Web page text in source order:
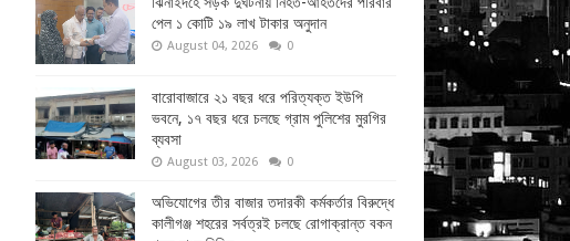
পেল ১ কোটি ১৯ লাখ টাকার অনুদান
August 04, 2026 0
বারোবাজারে ২১ বছর ধরে পরিত্যক্ত ইউপি
ভবনে, ১৭ বছর ধরে চলছে গ্রাম পুলিশের মুরগির
ব্যবসা
August 03, 2026 0
অভিযোগের তীর বাজার তদারকী কর্মকর্তার বিরুদ্ধে
কালীগঞ্জ শহরের সর্বত্রই চলছে রোগাক্রান্ত বকন